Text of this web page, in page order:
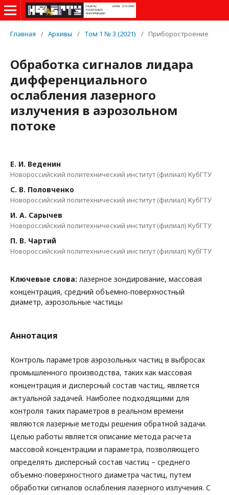
Главная / Архивы / Том 1 № 3 (2021) / Приборостроение
Обработка сигналов лидара
дифференциального
ослабления лазерного
излучения в аэрозольном
потоке
Е. И. Веденин
Новороссийский политехнический институт (филиал) КубГТУ
С. В. Половченко
Новороссийский политехнический институт (филиал) КубГТУ
И. А. Сарычев
Новороссийский политехнический институт (филиал) КубГТУ
П. В. Чартий
Новороссийский политехнический институт (филиал) КубГТУ
Ключевые слова: лазерное зондирование, массовая
концентрация, средний объемно-поверхностный
диаметр, аэрозольные частицы
Аннотация
Контроль параметров аэрозольных частиц в выбросах
промышленного производства, таких как массовая
концентрация и дисперсный состав частиц, является
актуальной задачей. Наиболее подходящими для
контроля таких параметров в реальном времени
являются лазерные методы решения обратной задачи.
Целью работы является описание метода расчета
массовой концентрации и параметра, позволяющего
определять дисперсный состав частиц – среднего
объемно-поверхностного диаметра частиц, путем
обработки сигналов ослабления лазерного излучения. С